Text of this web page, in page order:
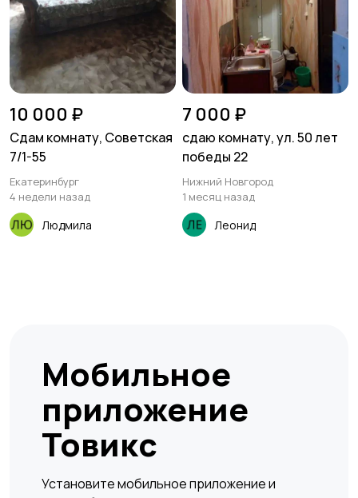
10 000 ₽
Сдам комнату, Советская
7/1-55
Екатеринбург
4 недели назад
Людмила
7 000 ₽
сдаю комнату, ул. 50 лет
победы 22
Нижний Новгород
1 месяц назад
Леонид
Мобильное
приложение
Товикс
Установите мобильное приложение и